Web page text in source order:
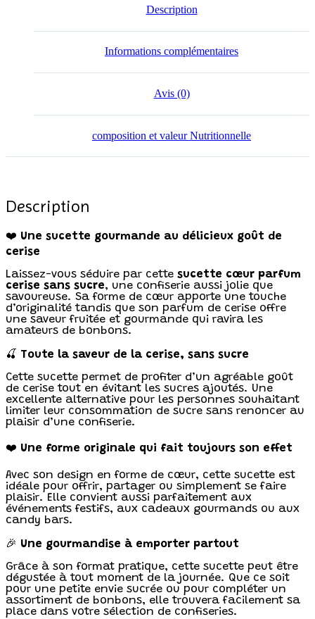
Description
Informations complémentaires
Avis (0)
composition et valeur Nutritionnelle
Description
❤️ Une sucette gourmande au délicieux goût de
cerise
Laissez-vous séduire par cette sucette cœur parfum
cerise sans sucre, une confiserie aussi jolie que
savoureuse. Sa forme de cœur apporte une touche
d’originalité tandis que son parfum de cerise offre
une saveur fruitée et gourmande qui ravira les
amateurs de bonbons.
🍒 Toute la saveur de la cerise, sans sucre
Cette sucette permet de profiter d’un agréable goût
de cerise tout en évitant les sucres ajoutés. Une
excellente alternative pour les personnes souhaitant
limiter leur consommation de sucre sans renoncer au
plaisir d’une confiserie.
❤️ Une forme originale qui fait toujours son effet
Avec son design en forme de cœur, cette sucette est
idéale pour offrir, partager ou simplement se faire
plaisir. Elle convient aussi parfaitement aux
événements festifs, aux cadeaux gourmands ou aux
candy bars.
🎉 Une gourmandise à emporter partout
Grâce à son format pratique, cette sucette peut être
dégustée à tout moment de la journée. Que ce soit
pour une petite envie sucrée ou pour compléter un
assortiment de bonbons, elle trouvera facilement sa
place dans votre sélection de confiseries.